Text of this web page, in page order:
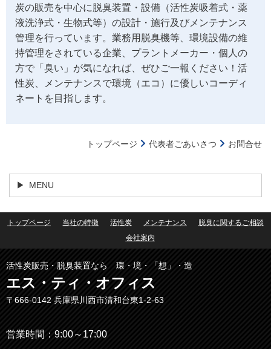
炭の販売を中心に脱臭装置・設備（活性炭吸着式・薬
液洗浄式・生物式等）の設計・施行及びメンテナンス
管理を行っています。業務用脱臭機等、環境設備の維
持管理をされている企業、プラントメーカー・個人の
方で「臭い」が気になれば、ぜひご一報ください！活
性炭、メンテナンスで環境（エコ）に優しいコーディ
ネートを目指します。
トップページ 代表者ごあいさつ お問合せ
MENU
トップページ 当社の特徴 活性炭 メンテナンス
脱臭に関するご相談
会社案内
活性炭販売・脱臭装置なら 環・境・「想」・造
エス・ティ・オフィス
〒666-0142 兵庫県川西市清和台東1‐2‐63
営業時間：9:00～17:00